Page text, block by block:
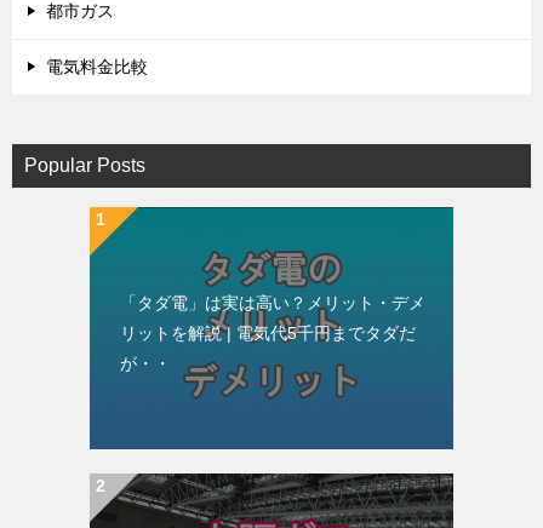
都市ガス
電気料金比較
Popular Posts
「タダ電」は実は高い？メリット・デメ
リットを解説 | 電気代5千円までタダだ
が・・